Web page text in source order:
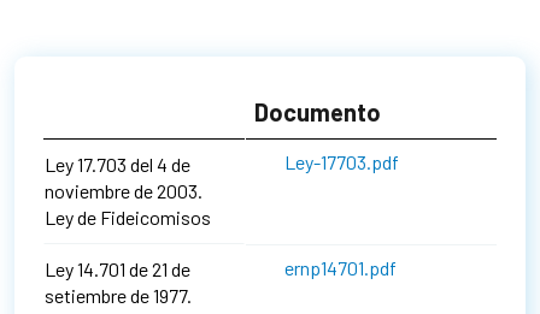
Documento
Ley 17.703 del 4 de
noviembre de 2003.
Ley de Fideicomisos
Ley-17703.pdf
Ley 14.701 de 21 de
setiembre de 1977.
ernp14701.pdf